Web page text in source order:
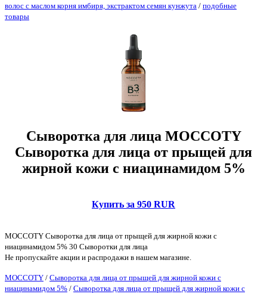
волос с маслом корня имбиря, экстрактом семян кунжута / подобные
товары
Сыворотка для лица MOCCOTY
Сыворотка для лица от прыщей для
жирной кожи с ниацинамидом 5%
Купить за 950 RUR
MOCCOTY Сыворотка для лица от прыщей для жирной кожи с
ниацинамидом 5% 30 Сыворотки для лица
Не пропускайте акции и распродажи в нашем магазине.
MOCCOTY / Сыворотка для лица от прыщей для жирной кожи с
ниацинамидом 5% / Сыворотка для лица от прыщей для жирной кожи с